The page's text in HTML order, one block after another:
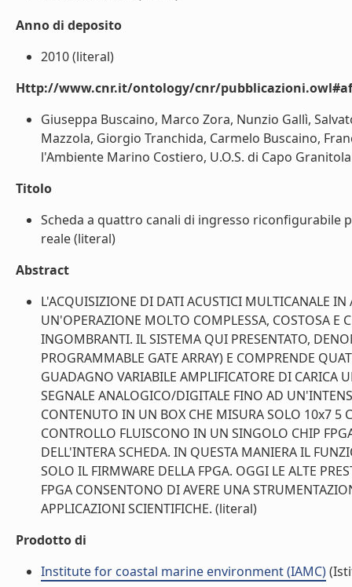
Anno di deposito
2010 (literal)
Http://www.cnr.it/ontology/cnr/
Giuseppa Buscaino, Marco Zora, Nunzio Gallì,
Mazzola, Giorgio Tranchida, Carmelo Buscaino,
l'Ambiente Marino Costiero, U.O.S. di Capo
Titolo
Scheda a quattro canali di ingresso riconfigurabile
reale (literal)
Abstract
L'ACQUISIZIONE DI DATI ACUSTICI MULTICANALE
UN'OPERAZIONE MOLTO COMPLESSA, COSTOSA
INGOMBRANTI. IL SISTEMA QUI PRESENTATO,
PROGRAMMABLE GATE ARRAY) E COMPRENDE
GUADAGNO VARIABILE AMPLIFICATORE DI CARICA
SEGNALE ANALOGICO/DIGITALE FINO AD
CONTENUTO IN UN BOX CHE MISURA SOLO 10x7 5
CONTROLLO FLUISCONO IN UN SINGOLO CHIP
DELL'INTERA SCHEDA. IN QUESTA MANIERA IL
SOLO IL FIRMWARE DELLA FPGA. OGGI LE ALTE
FPGA CONSENTONO DI AVERE UNA
APPLICAZIONI SCIENTIFICHE. (literal)
Prodotto di
Institute for coastal marine environment (IAMC)